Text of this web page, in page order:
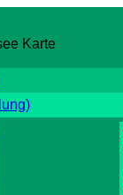
Karte